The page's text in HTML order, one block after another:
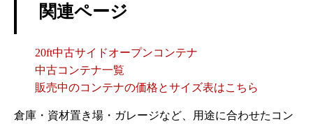
関連ページ
20ft中古サイドオープンコンテナ
中古コンテナ一覧
販売中のコンテナの価格とサイズ表はこちら
倉庫・資材置き場・ガレージなど、用途に合わせたコン